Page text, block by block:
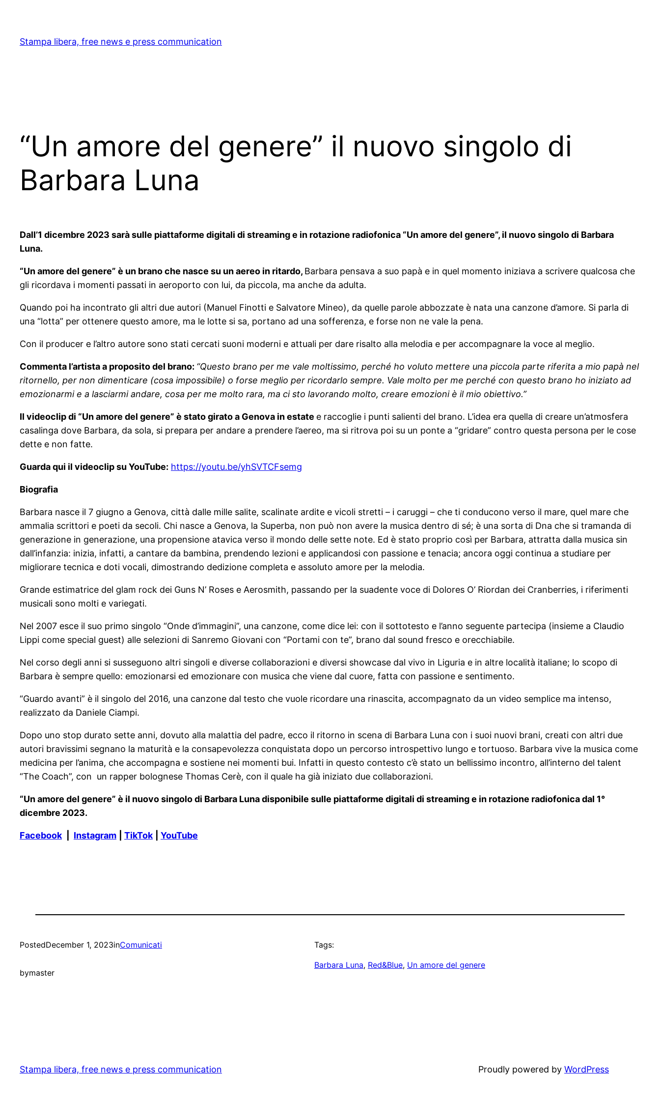
content
Stampa libera, free news e press communication
“Un amore del genere” il nuovo singolo di
Barbara Luna
Dall’1 dicembre 2023 sarà sulle piattaforme digitali di streaming e in rotazione radiofonica “Un amore del genere”, il nuovo singolo di Barbara
Luna.
“Un amore del genere” è un brano che nasce su un aereo in ritardo, Barbara pensava a suo papà e in quel momento iniziava a scrivere qualcosa che
gli ricordava i momenti passati in aeroporto con lui, da piccola, ma anche da adulta.
Quando poi ha incontrato gli altri due autori (Manuel Finotti e Salvatore Mineo), da quelle parole abbozzate è nata una canzone d’amore. Si parla di
una “lotta” per ottenere questo amore, ma le lotte si sa, portano ad una sofferenza, e forse non ne vale la pena.
Con il producer e l’altro autore sono stati cercati suoni moderni e attuali per dare risalto alla melodia e per accompagnare la voce al meglio.
Commenta l’artista a proposito del brano: “Questo brano per me vale moltissimo, perché ho voluto mettere una piccola parte riferita a mio papà nel
ritornello, per non dimenticare (cosa impossibile) o forse meglio per ricordarlo sempre. Vale molto per me perché con questo brano ho iniziato ad
emozionarmi e a lasciarmi andare, cosa per me molto rara, ma ci sto lavorando molto, creare emozioni è il mio obiettivo.”
Il videoclip di “Un amore del genere” è stato girato a Genova in estate e raccoglie i punti salienti del brano. L’idea era quella di creare un’atmosfera
casalinga dove Barbara, da sola, si prepara per andare a prendere l’aereo, ma si ritrova poi su un ponte a “gridare” contro questa persona per le cose
dette e non fatte.
Guarda qui il videoclip su YouTube: https://youtu.be/yhSVTCFsemg
Biografia
Barbara nasce il 7 giugno a Genova, città dalle mille salite, scalinate ardite e vicoli stretti – i caruggi – che ti conducono verso il mare, quel mare che
ammalia scrittori e poeti da secoli. Chi nasce a Genova, la Superba, non può non avere la musica dentro di sé; è una sorta di Dna che si tramanda di
generazione in generazione, una propensione atavica verso il mondo delle sette note. Ed è stato proprio così per Barbara, attratta dalla musica sin
dall’infanzia: inizia, infatti, a cantare da bambina, prendendo lezioni e applicandosi con passione e tenacia; ancora oggi continua a studiare per
migliorare tecnica e doti vocali, dimostrando dedizione completa e assoluto amore per la melodia.
Grande estimatrice del glam rock dei Guns N’ Roses e Aerosmith, passando per la suadente voce di Dolores O’ Riordan dei Cranberries, i riferimenti
musicali sono molti e variegati.
Nel 2007 esce il suo primo singolo “Onde d’immagini”, una canzone, come dice lei: con il sottotesto e l’anno seguente partecipa (insieme a Claudio
Lippi come special guest) alle selezioni di Sanremo Giovani con “Portami con te”, brano dal sound fresco e orecchiabile.
Nel corso degli anni si susseguono altri singoli e diverse collaborazioni e diversi showcase dal vivo in Liguria e in altre località italiane; lo scopo di
Barbara è sempre quello: emozionarsi ed emozionare con musica che viene dal cuore, fatta con passione e sentimento.
“Guardo avanti” è il singolo del 2016, una canzone dal testo che vuole ricordare una rinascita, accompagnato da un video semplice ma intenso,
realizzato da Daniele Ciampi.
Dopo uno stop durato sette anni, dovuto alla malattia del padre, ecco il ritorno in scena di Barbara Luna con i suoi nuovi brani, creati con altri due
autori bravissimi segnano la maturità e la consapevolezza conquistata dopo un percorso introspettivo lungo e tortuoso. Barbara vive la musica come
medicina per l’anima, che accompagna e sostiene nei momenti bui. Infatti in questo contesto c’è stato un bellissimo incontro, all’interno del talent
“The Coach”, con un rapper bolognese Thomas Cerè, con il quale ha già iniziato due collaborazioni.
“Un amore del genere” è il nuovo singolo di Barbara Luna disponibile sulle piattaforme digitali di streaming e in rotazione radiofonica dal 1°
dicembre 2023.
Facebook Instagram TikTok YouTube
PostedDecember 1, 2023inComunicati
bymaster
Tags:
Barbara Luna, Red&Blue, Un amore del genere
Stampa libera, free news e press communication Proudly powered by WordPress